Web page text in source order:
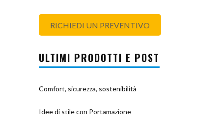
RICHIEDI UN PREVENTIVO
ULTIMI PRODOTTI E POST
Comfort, sicurezza, sostenibilità
Idee di stile con Portamazione